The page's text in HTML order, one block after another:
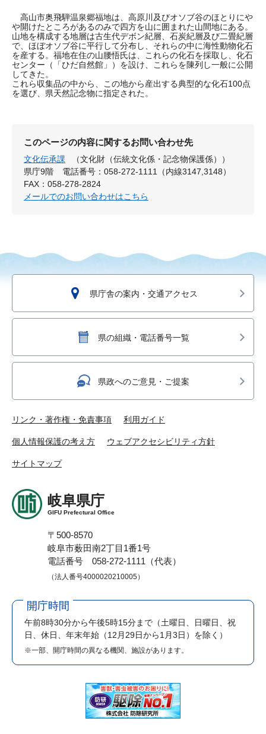
高山市奥飛騨温泉郷福地は、高原川及びオソブ谷のほとりにや
や開けたところがあるのみで四方を山に囲まれた山間地にある。
山地を構成する地層は古生代デボン紀層、石炭紀層及び二畳紀層
で、ほぼオソブ谷に平行して分布し、それらの中に海性動物化石
を産する。福地在住の山腰悟氏は、これらの化石を採取し、化石
センター（「ひだ自然館」）を設け、これらを陳列し一般に公開
してきた。
これら収集品の中から、この地から産出する典型的な化石100点
を選び、県天然記念物に指定された。
このページの内容に関するお問い合わせ先
文化伝承課
（文化財（伝統文化係・記念物保護係））
県庁9階
電話番号：058-272-1111（内線3147,3148）
FAX：058-278-2824
メールでのお問い合わせはこちら
県庁舎の案内・交通アクセス
県の組織・電話番号一覧
県政へのご意見・ご提案
リンク・著作権・免責事項 利用ガイド
個人情報保護の考え方 ウェブアクセシビリティ方針
サイトマップ
岐阜県庁
GIFU Prefectural Office
〒500-8570
岐阜市薮田南2丁目1番1号
電話番号 058-272-1111（代表）
（法人番号4000020210005）
開庁時間
午前8時30分から午後5時15分まで （土曜日、日曜日、祝
日、休日、年末年始（12月29日から1月3日）を除く）
※一部、開庁時間の異なる機関、施設があります。